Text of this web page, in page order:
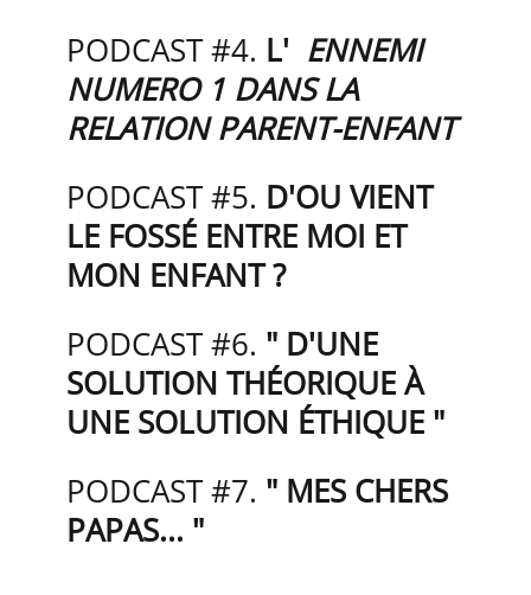
PODCAST #4. L' ENNEMI
NUMERO 1 DANS LA
RELATION PARENT-ENFANT
PODCAST #5. D'OU VIENT
LE FOSSÉ ENTRE MOI ET
MON ENFANT ?
PODCAST #6. " D'UNE
SOLUTION THÉORIQUE À
UNE SOLUTION ÉTHIQUE "
PODCAST #7. " MES CHERS
PAPAS... "